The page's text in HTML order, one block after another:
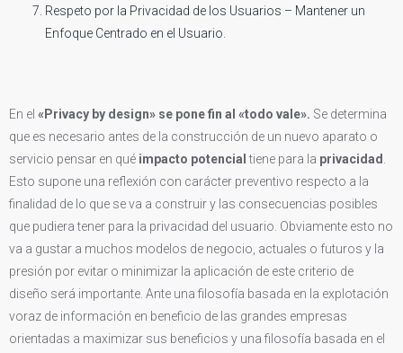
Respeto por la Privacidad de los Usuarios – Mantener un
Enfoque Centrado en el Usuario.
En el «Privacy by design» se pone fin al «todo vale». Se determina
que es necesario antes de la construcción de un nuevo aparato o
servicio pensar en qué impacto potencial tiene para la privacidad
Esto supone una reflexión con carácter preventivo respecto a la
finalidad de lo que se va a construir y las consecuencias posibles
que pudiera tener para la privacidad del usuario. Obviamente esto no
va a gustar a muchos modelos de negocio, actuales o futuros y la
presión por evitar o minimizar la aplicación de este criterio de
diseño será importante. Ante una filosofía basada en la explotación
voraz de información en beneficio de las grandes empresas
orientadas a maximizar sus beneficios y una filosofía basada en el